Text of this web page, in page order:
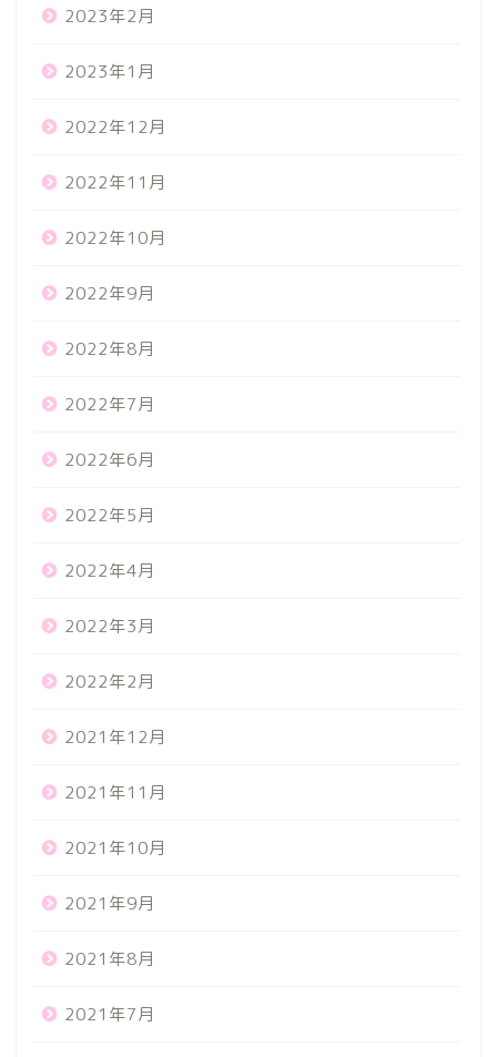
2023年2月
2023年1月
2022年12月
2022年11月
2022年10月
2022年9月
2022年8月
2022年7月
2022年6月
2022年5月
2022年4月
2022年3月
2022年2月
2021年12月
2021年11月
2021年10月
2021年9月
2021年8月
2021年7月